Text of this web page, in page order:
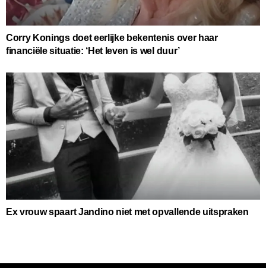
Corry Konings doet eerlijke bekentenis over haar
financiële situatie: ‘Het leven is wel duur’
Ex vrouw spaart Jandino niet met opvallende uitspraken